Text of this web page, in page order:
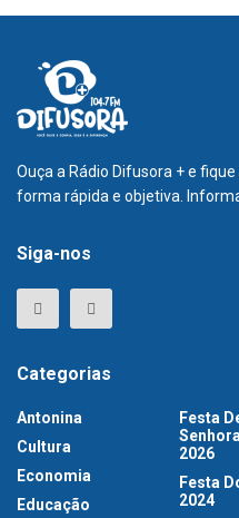
Ouça a Rádio Difusora + e
forma rápida e objetiva.
Siga-nos
Categorias
Antonina
Cultura
Economia
Educação
Festa
2026
Festa
2024